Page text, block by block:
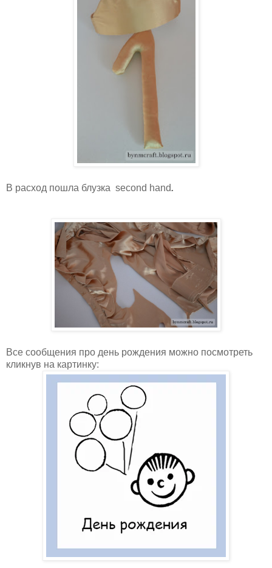
В расход пошла блузка second hand.
Все сообщения про день рождения можно посмотреть
кликнув на картинку: